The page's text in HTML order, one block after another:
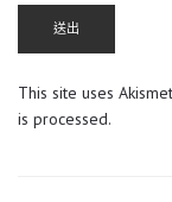
This site uses
is processed.